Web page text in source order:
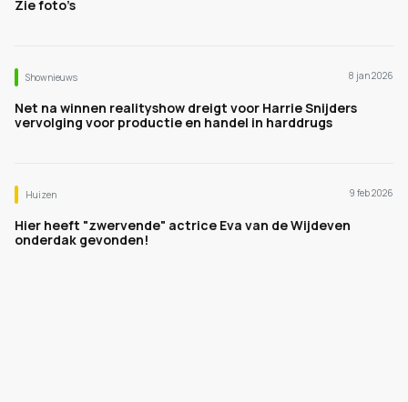
Zie foto’s
Shownieuws 8 jan 2026
Net na winnen realityshow dreigt voor Harrie Snijders
vervolging voor productie en handel in harddrugs
Huizen 9 feb 2026
Hier heeft "zwervende" actrice Eva van de Wijdeven
onderdak gevonden!